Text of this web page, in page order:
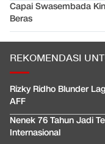
Capai Swasembada
Beras
REKOMENDASI
Rizky Ridho Blunder
AFF
Nenek 76 Tahun Jadi
Internasional